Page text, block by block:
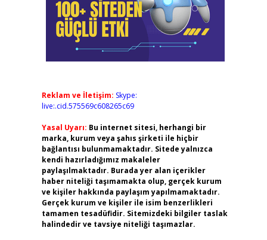
Reklam ve İletişim: Skype:
live:.cid.575569c608265c69
Yasal Uyarı: Bu internet sitesi, herhangi bir
marka, kurum veya şahıs şirketi ile hiçbir
bağlantısı bulunmamaktadır. Sitede yalnızca
kendi hazırladığımız makaleler
paylaşılmaktadır. Burada yer alan içerikler
haber niteliği taşımamakta olup, gerçek kurum
ve kişiler hakkında paylaşım yapılmamaktadır.
Gerçek kurum ve kişiler ile isim benzerlikleri
tamamen tesadüfidir. Sitemizdeki bilgiler taslak
halindedir ve tavsiye niteliği taşımazlar.